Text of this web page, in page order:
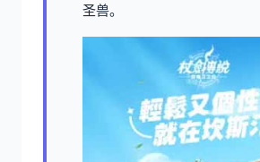
圣兽。